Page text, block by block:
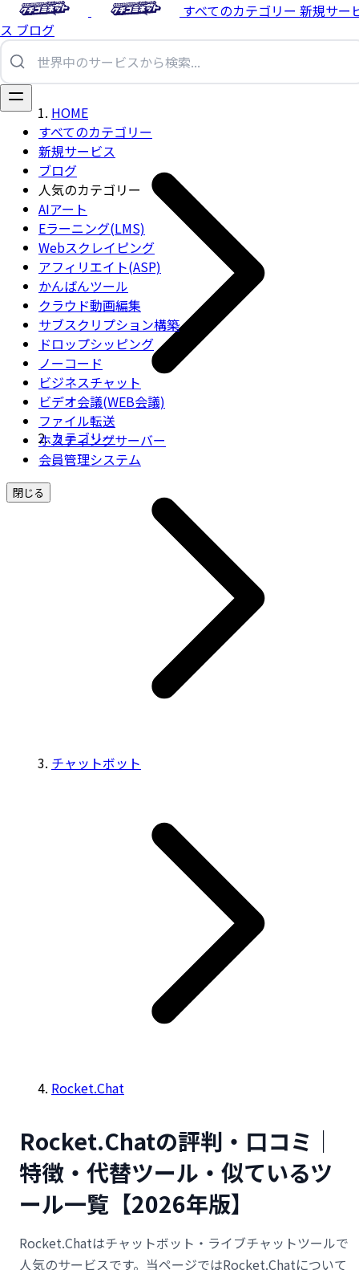
すべてのカテゴリー 新規サー
ス ブログ
すべてのカテゴリー
新規サービス
ブログ
人気のカテゴリー
AIアート
Eラーニング(LMS)
Webスクレイピング
アフィリエイト(ASP)
かんばんツール
クラウド動画編集
サブスクリプション構築
ドロップシッピング
ノーコード
ビジネスチャット
ビデオ会議(WEB会議)
ファイル転送
ホスティングサーバー
会員管理システム
閉じる
HOME
カテゴリー
チャットボット
Rocket.Chat
Rocket.Chatの評判・口コミ｜
特徴・代替ツール・似ているツ
ール一覧【2026年版】
Rocket.Chatはチャットボット・ライブチャットツールで
人気のサービスです。当ページではRocket.Chatについて